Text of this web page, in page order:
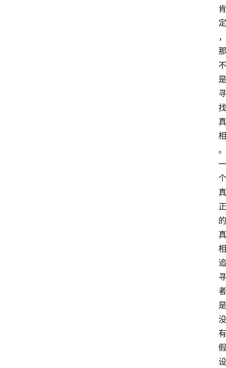
肯
定
，
那
不
是
寻
找
真
相
。
一
个
真
正
的
真
相
追
寻
者
是
没
有
假
设